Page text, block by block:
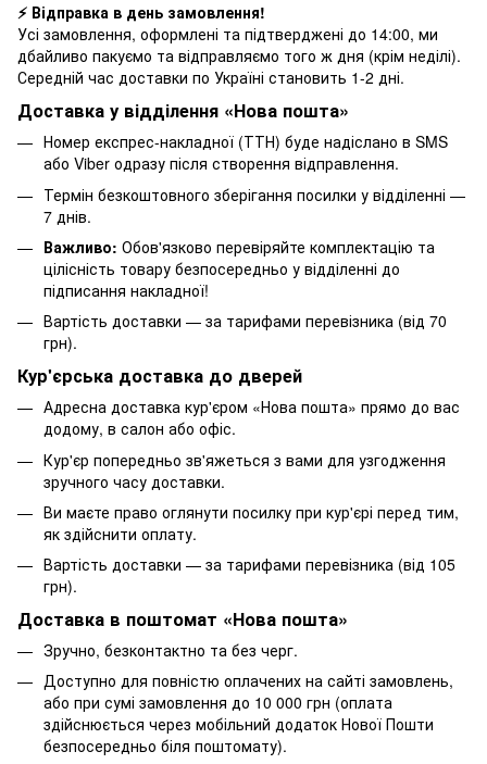
⚡ Відправка в день замовлення!
Усі замовлення, оформлені та підтверджені до 14:00, ми
дбайливо пакуємо та відправляємо того ж дня (крім неділі).
Середній час доставки по Україні становить 1-2 дні.
Доставка у відділення «Нова пошта»
Номер експрес-накладної (ТТН) буде надіслано в SMS
або Viber одразу після створення відправлення.
Термін безкоштовного зберігання посилки у відділенні —
7 днів.
Важливо: Обов'язково перевіряйте комплектацію та
цілісність товару безпосередньо у відділенні до
підписання накладної!
Вартість доставки — за тарифами перевізника (від 70
грн).
Кур'єрська доставка до дверей
Адресна доставка кур'єром «Нова пошта» прямо до вас
додому, в салон або офіс.
Кур'єр попередньо зв'яжеться з вами для узгодження
зручного часу доставки.
Ви маєте право оглянути посилку при кур'єрі перед тим,
як здійснити оплату.
Вартість доставки — за тарифами перевізника (від 105
грн).
Доставка в поштомат «Нова пошта»
Зручно, безконтактно та без черг.
Доступно для повністю оплачених на сайті замовлень,
або при сумі замовлення до 10 000 грн (оплата
здійснюється через мобільний додаток Нової Пошти
безпосередньо біля поштомату).